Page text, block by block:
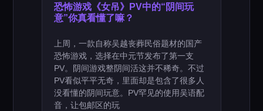
恐怖游戏《女吊》PV中的“阴间玩
意”你真看懂了嘛？
上周，一款自称吴越丧葬民俗题材的国产
恐怖游戏，选择在中元节发布了第一支
PV。阴间游戏整阴间活这并不稀奇。不过
PV看似平平无奇，里面却是包含了很多人
没看懂的阴间玩意。PV罕见的使用吴语配
音，让包邮区的玩